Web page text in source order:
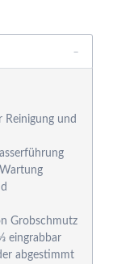
Reinigung und
Grobschmutz
eingrabbar
abgestimmt